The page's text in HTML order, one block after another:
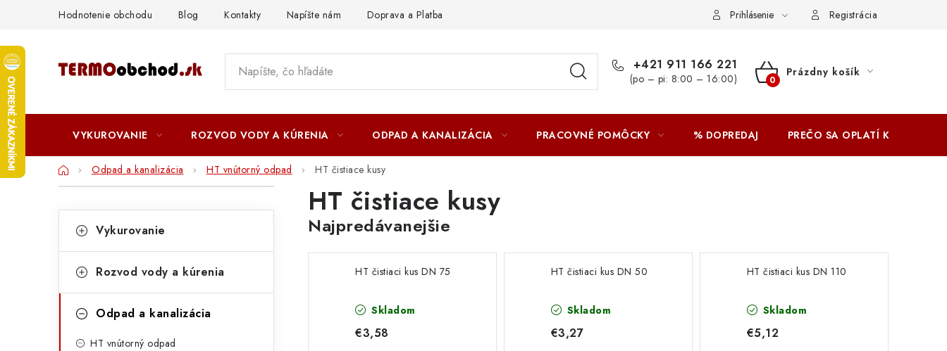
Hodnotenie obchodu Blog Kontakty Napíšte nám Doprava a Platba Prihlásenie Registrácia
+421 911 166 221
(po – pi: 8:00 – 16:00)
NÁKUPNÝ
Prázdny košík
VYKUROVANIE ROZVOD VODY A KÚRENIA ODPAD A KANALIZÁCIA PRACOVNÉ POMÔCKY % DOPREDAJ PREČO SA OPLATÍ KUPOVAŤ
DomovOdpad a kanalizácia HT vnútorný odpad HT čistiace kusy
B
č
kategórie
a
e
Vykurovanie
Rozvod vody a kúrenia
Odpad a kanalizácia
HT vnútorný odpad
HT čistiace kusy
Najpredávanejšie
HT čistiaci kus DN 75
Skladom
€3,58
HT čistiaci kus DN 50
Skladom
€3,27
HT čistiaci kus DN 110
Skladom
€5,12